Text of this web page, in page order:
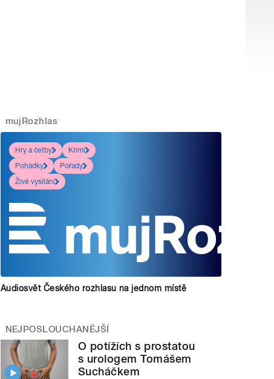
mujRozhlas
Hry a četby
Krimi
Pohádky
Pořady
Živé vysílání
Audiosvět Českého rozhlasu na jednom místě
NEJPOSLOUCHANĚJŠÍ
O potížích s prostatou
s urologem Tomášem
Sucháčkem